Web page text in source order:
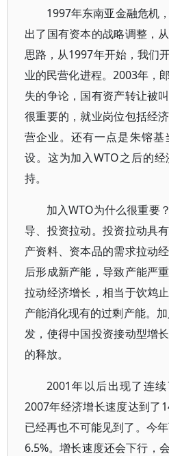
1997年东南亚金融危机
出了国有资本的战略调整，
思路，从1997年开始，我们
业的民营化进程。2003年，
失的争论，国有资产转让被
很重要的，就业岗位包括经
营企业。还有一点是朱镕
设。这为加入WTO之后的
持。
加入WTO为什么很重要
导、投资拉动。投资拉动具
产资料、资本品的需求拉动
后形成新产能，导致产能严
拉动经济增长，相当于饮鸩
产能消化现有的过剩产能。
发，使得中国投资接动型增
的释放。
2001年以后出现了连续
2007年经济增长速度达到了
已经再也不可能见到了。今
6.5%。增长速度还会下行，